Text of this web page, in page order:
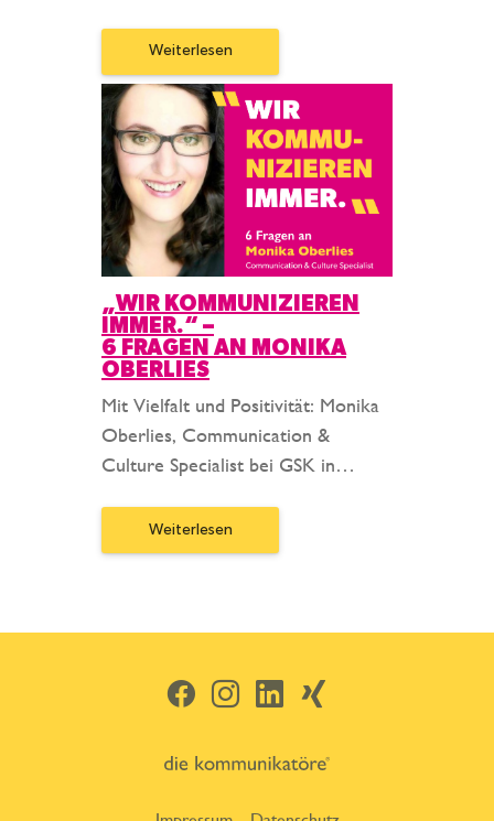
Weiterlesen
„WIR KOMMUNIZIEREN
IMMER.“ –
6 FRAGEN AN MONIKA
OBERLIES
Mit Vielfalt und Positivität: Monika
Oberlies, Communication &
Culture Specialist bei GSK in…
Weiterlesen
FacebookInstagramLinkedInXing